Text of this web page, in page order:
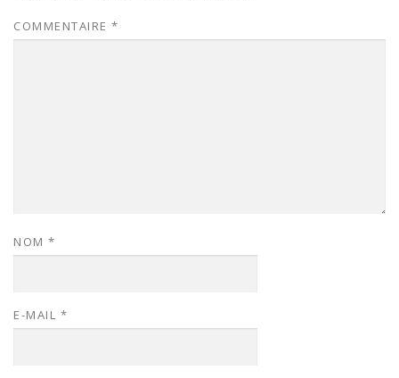
COMMENTAIRE *
NOM *
E-MAIL *